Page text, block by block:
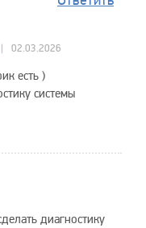
02.03.2026
есть )
системы
диагностику